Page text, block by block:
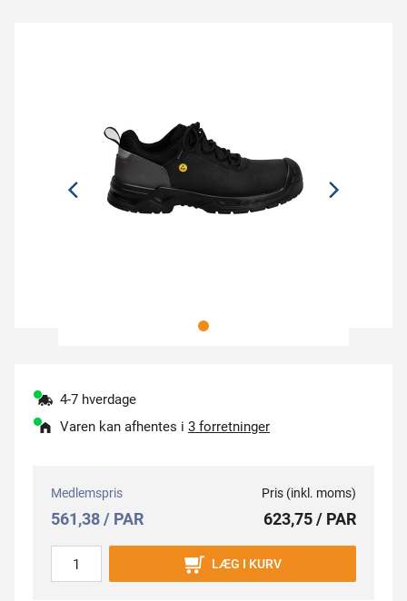
4-7 hverdage
Varen kan afhentes i 3 forretninger
Medlemspris
561,38 / PAR
Pris (inkl. moms)
623,75 / PAR
LÆG I KURV